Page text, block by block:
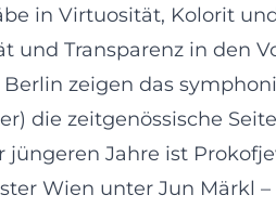
in Virtuosität, Kolorit
und Transparenz in den
zeigen das
die zeitgenössische
Jahre ist
Wien unter Jun Märkl